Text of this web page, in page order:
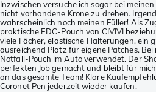
Inzwischen versuche ich sogar bei
nicht vorhandene Krone zu drehen.
wahrscheinlich noch meinen Füller! Als
praktische EDC-Pouch von CIVIVI
viele Fächer, elastische Halterungen, ein
ausreichend Platz für eigene Patches.
Notfall-Pouch im Auto verwendet. Der
perfekten Job gemacht und bleibt für
an das gesamte Team! Klare
Coronet Pen jederzeit wieder kaufen.